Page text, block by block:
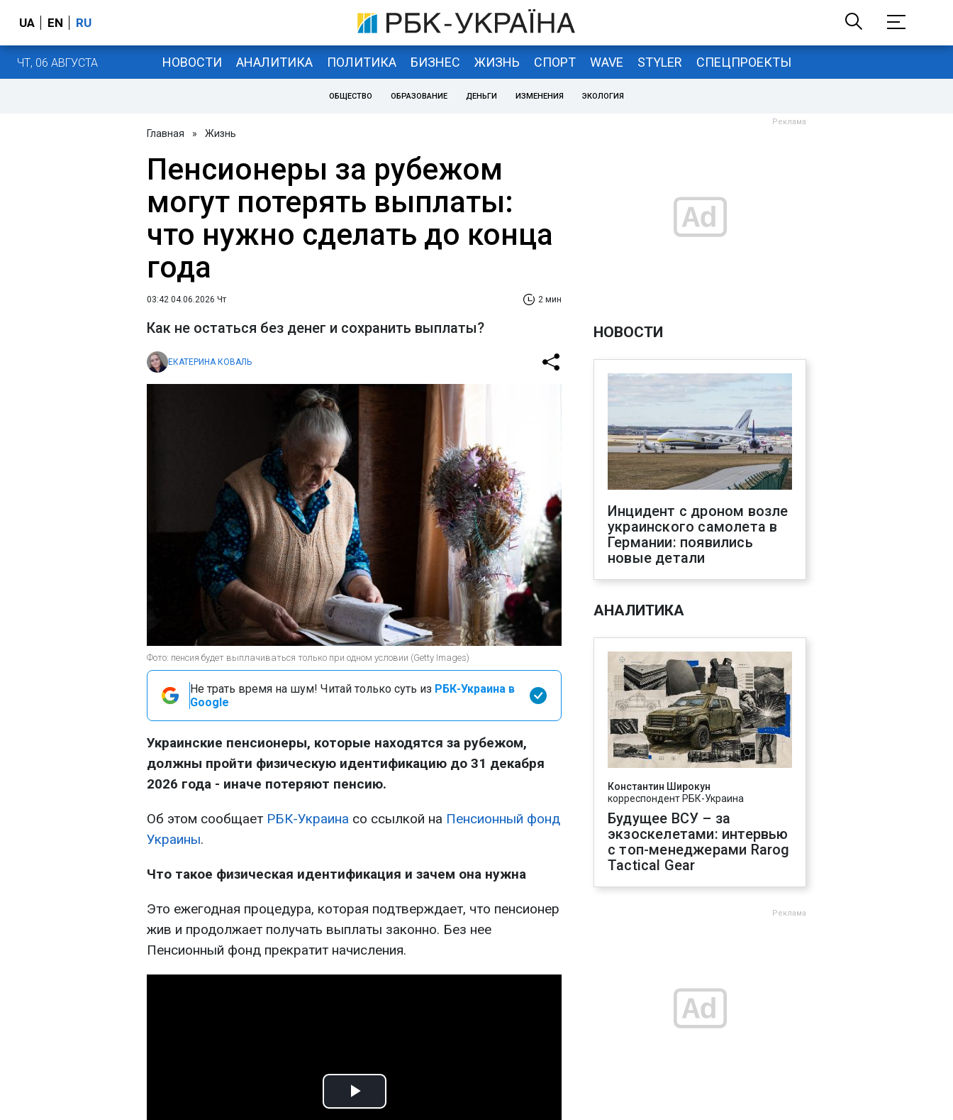
UA EN RU
ЧТ, 06 АВГУСТА НОВОСТИ АНАЛИТИКА ПОЛИТИКА БИЗНЕС ЖИЗНЬ СПОРТ WAVE STYLER СПЕЦПРОЕКТЫ
ОБЩЕСТВО ОБРАЗОВАНИЕ ДЕНЬГИ ИЗМЕНЕНИЯ ЭКОЛОГИЯ
Главная » Жизнь
Пенсионеры за рубежом
могут потерять выплаты:
что нужно сделать до конца
года
03:42 04.06.2026 Чт 2 мин
Как не остаться без денег и сохранить выплаты?
ЕКАТЕРИНА КОВАЛЬ
Фото: пенсия будет выплачиваться только при одном условии (Getty Images)
Не трать время на шум! Читай только суть из РБК-Украина в
Google
Украинские пенсионеры, которые находятся за рубежом,
должны пройти физическую идентификацию до 31 декабря
2026 года - иначе потеряют пенсию.
Об этом сообщает РБК-Украина со ссылкой на Пенсионный фонд
Украины.
Что такое физическая идентификация и зачем она нужна
Это ежегодная процедура, которая подтверждает, что пенсионер
жив и продолжает получать выплаты законно. Без нее
Пенсионный фонд прекратит начисления.
Play
НОВОСТИ
Инцидент с дроном возле
украинского самолета в
Германии: появились
новые детали
АНАЛИТИКА
Константин Широкун
корреспондент РБК-Украина
Будущее ВСУ – за
экзоскелетами: интервью
с топ-менеджерами Rarog
Tactical Gear